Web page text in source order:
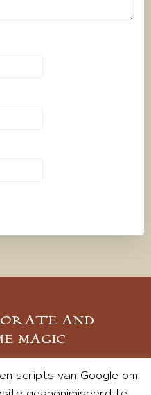
AND
MAGIC
AAN
scripts van Google om